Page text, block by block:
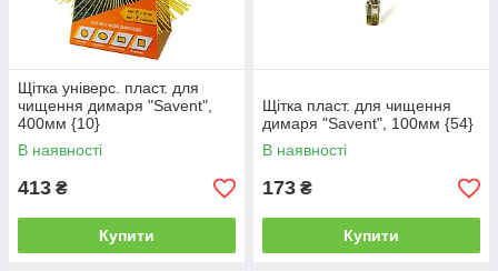
Щітка універс. пласт. для
чищення димаря "Savent",
400мм {10}
В наявності
413 ₴
Купити
Щітка пласт. для чищення
димаря "Savent", 100мм {54}
В наявності
173 ₴
Купити